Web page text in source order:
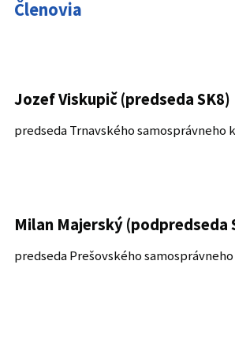
Členovia
Jozef Viskupič (predseda SK8)
predseda Trnavského samosprávneho
Milan Majerský (podpredseda
predseda Prešovského